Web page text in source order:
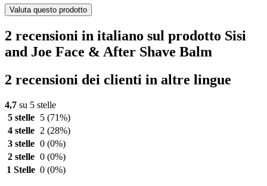
Valuta questo prodotto
2 recensioni in italiano sul prodotto Sisi
and Joe Face & After Shave Balm
2 recensioni dei clienti in altre lingue
4,7 su 5 stelle
5 stelle
5 (71%)
4 stelle
2 (28%)
3 stelle 0 (0%)
2 stelle 0 (0%)
1 Stelle 0 (0%)